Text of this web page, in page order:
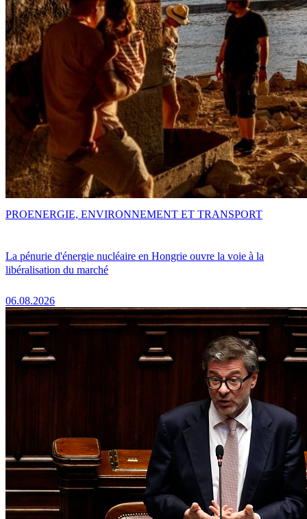
La pénurie d'énergie nucléaire en Hongrie ouvre la voie à la
libéralisation du marché
06.08.2026
PROENERGIE, ENVIRONNEMENT ET TRANSPORT